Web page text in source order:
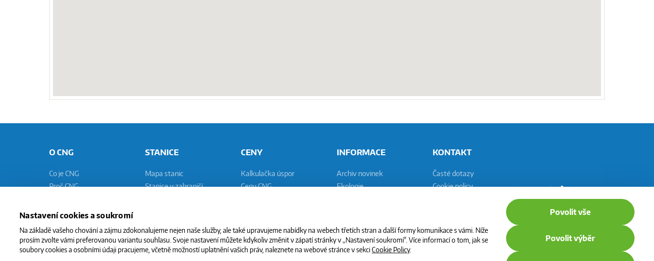
Nastavení cookies a soukromí
Na základě vašeho chování a zájmu zdokonalujeme nejen naše služby, ale také upravujeme nabídky na webech třetích stran a další formy komunikace s vámi. Níže
prosím zvolte vámi preferovanou variantu souhlasu. Svoje nastavení můžete kdykoliv změnit v zápatí stránky v „Nastavení soukromí". Více informací o tom, jak se
soubory cookies a osobními údaji pracujeme, včetně možností uplatnění vašich práv, naleznete na webové stránce v sekciCookie Policy.
Povolit vše
Povolit výběr
O CNG
Co je CNG
Proč CNG
Ekologie
STANICE
Mapa stanic
Stanice v zahraničí
CENY
Kalkulačka úspor
Ceny CNG
INFORMACE
Archiv novinek
Ekologie
KONTAKT
Časté dotazy
Cookie policy